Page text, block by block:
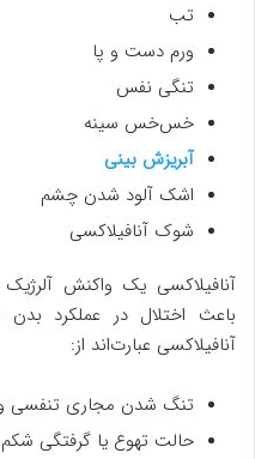
تب
ورم دست و پا
تنگی نفس
خس‌خس سینه
آبریزش بینی
اشک آلود شدن چشم
شوک آنافیلاکسی
آنافیلاکسی یک واکنش
باعث اختلال در عملکرد
آنافیلاکسی عبارت‌اند از:
تنگ شدن مجاری تنفسی
حالت تهوع یا گرفتگی شکم